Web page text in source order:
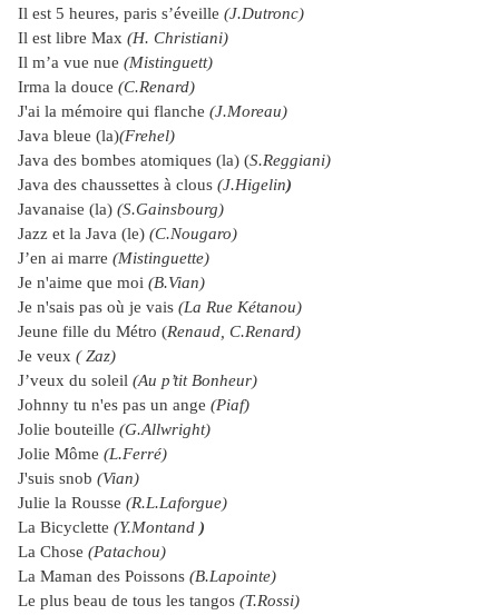
Il est 5 heures, paris s’éveille (J.Dutronc)
Il est libre Max (H. Christiani)
Il m’a vue nue (Mistinguett)
Irma la douce (C.Renard)
J'ai la mémoire qui flanche (J.Moreau)
Java bleue (la)(Frehel)
Java des bombes atomiques (la) (S.Reggiani)
Java des chaussettes à clous (J.Higelin)
Javanaise (la) (S.Gainsbourg)
Jazz et la Java (le) (C.Nougaro)
J’en ai marre (Mistinguette)
Je n'aime que moi (B.Vian)
Je n'sais pas où je vais (La Rue Kétanou)
Jeune fille du Métro (Renaud, C.Renard)
Je veux ( Zaz)
J’veux du soleil (Au p’tit Bonheur)
Johnny tu n'es pas un ange (Piaf)
Jolie bouteille (G.Allwright)
Jolie Môme (L.Ferré)
J'suis snob (Vian)
Julie la Rousse (R.L.Laforgue)
La Bicyclette (Y.Montand )
La Chose (Patachou)
La Maman des Poissons (B.Lapointe)
Le plus beau de tous les tangos (T.Rossi)